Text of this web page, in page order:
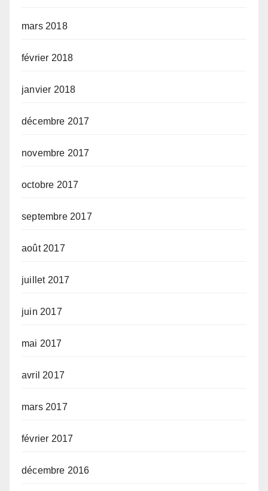
mars 2018
février 2018
janvier 2018
décembre 2017
novembre 2017
octobre 2017
septembre 2017
août 2017
juillet 2017
juin 2017
mai 2017
avril 2017
mars 2017
février 2017
décembre 2016